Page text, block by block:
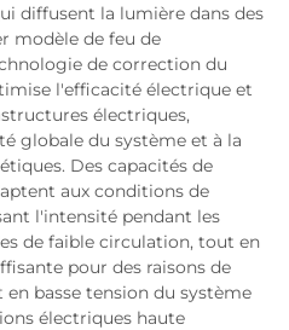
diffusent la lumière dans des
modèle de feu de
de correction du
l'efficacité électrique et
électriques,
globale du système et à la
Des capacités de
aux conditions de
l'intensité pendant les
de faible circulation, tout en
pour des raisons de
basse tension du système
électriques haute